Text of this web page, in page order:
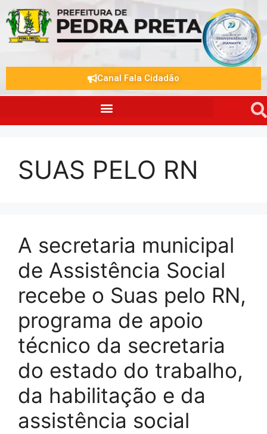
Canal Fala Cidadão
SUAS PELO RN
A secretaria municipal
de Assistência Social
recebe o Suas pelo RN,
programa de apoio
técnico da secretaria
do estado do trabalho,
da habilitação e da
assistência social